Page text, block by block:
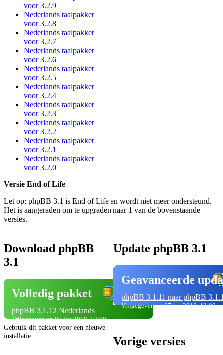
voor 3.2.9
Nederlands taalpakket
voor 3.2.8
Nederlands taalpakket
voor 3.2.7
Nederlands taalpakket
voor 3.2.6
Nederlands taalpakket
voor 3.2.5
Nederlands taalpakket
voor 3.2.4
Nederlands taalpakket
voor 3.2.3
Nederlands taalpakket
voor 3.2.2
Nederlands taalpakket
voor 3.2.1
Nederlands taalpakket
voor 3.2.0
Versie End of Life
Let op: phpBB 3.1 is End of Life en wordt niet meer ondersteund.
Het is aangeraden om te upgraden naar 1 van de bovenstaande
versies.
Download phpBB
3.1
Volledig pakket
phpBB 3.1.12 Nederlands
Vrijgegeven op 07 jan 2018, 12:00
Gebruik dit pakket voor een nieuwe
installatie.
Update phpBB 3.1
Geavanceerde
phpBB 3.1.11 naar phpBB
Vrijgegeven op 07 jan 2018, 12:00
Vorige versies